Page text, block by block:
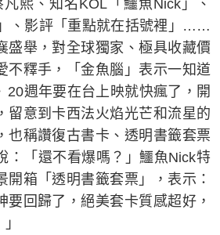
熙、知名KOL「鱷魚Nick」、
、影評「重點就在括號裡」……
盛舉，對全球獨家、極具收藏價
不釋手，「金魚腦」表示一知道
20週年要在台上映就快瘋了，開
留意到卡西法火焰光芒和流星的
也稱讚復古書卡、透明書籤套票
：「還不看爆嗎？」鱷魚Nick特
開箱「透明書籤套票」，表示：
要回歸了，絕美套卡質感超好，